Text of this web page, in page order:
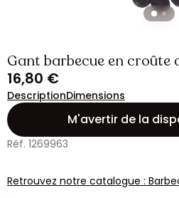
Gant barbecue en croûte
16,80 €
DescriptionDimensions
M'avertir de la
Réf. 1269963
Retrouvez notre catalogue :